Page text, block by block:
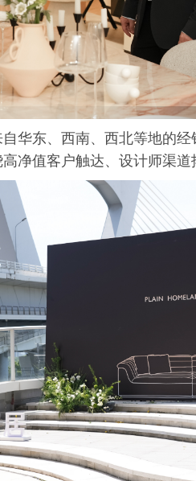
华东、西南、西北等地的
净值客户触达、设计师渠